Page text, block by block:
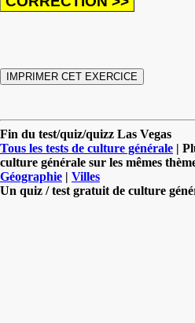
Fin du test/quiz/quizz Las Vegas
Tous les tests de culture générale |
culture générale sur les mêmes
Géographie | Villes
Un quiz / test gratuit de culture